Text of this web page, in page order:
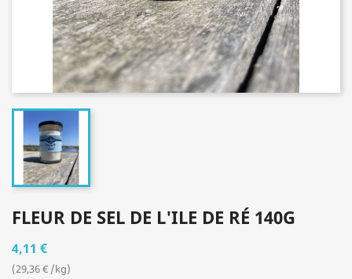
FLEUR DE SEL DE L'ILE DE RÉ 140G
4,11 €
(29,36 € /kg)